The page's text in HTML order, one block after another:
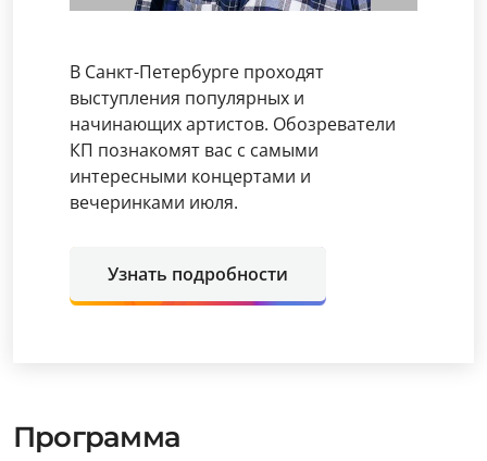
В Санкт-Петербурге проходят
выступления популярных и
начинающих артистов. Обозреватели
КП познакомят вас с самыми
интересными концертами и
вечеринками июля.
Узнать подробности
Программа